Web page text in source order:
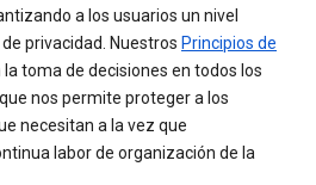
a los usuarios un nivel
privacidad. Nuestros Principios de
toma de decisiones en todos los
nos permite proteger a los
necesitan a la vez que
labor de organización de la